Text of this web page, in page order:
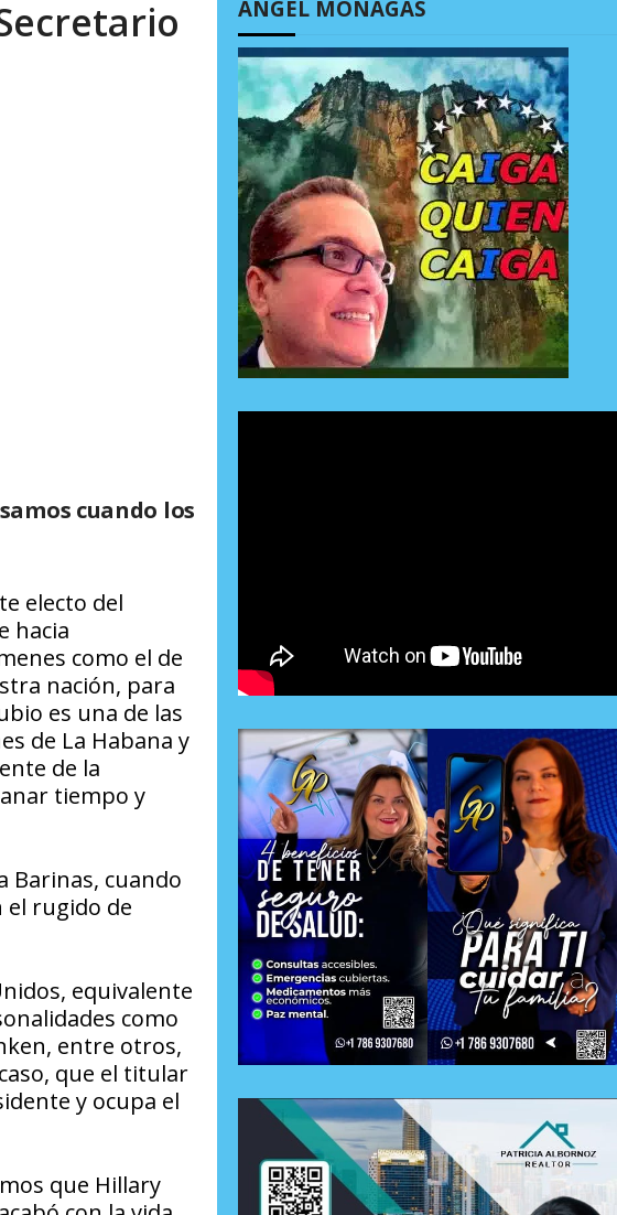
AGOSTO 7, 2026
cuando los
electo del
hacia
como el de
nación, para
es una de las
de La Habana y
de la
tiempo y
Barinas, cuando
el rugido de
equivalente
como
entre otros,
que el titular
y ocupa el
que Hillary
ÁNGEL MONAGAS